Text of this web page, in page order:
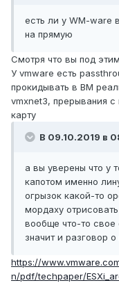
есть ли у WM-ware
на прямую
Смотря что вы под
У vmware есть
прокидывать в ВМ
vmxnet3, прерывания с
карту
В 09.10.2019 в
а вы уверены что у
капотом именно
огрызок какой-то
мордаху
вообще что-то свое
значит и разговор
https://
n/pdf/techpaper/